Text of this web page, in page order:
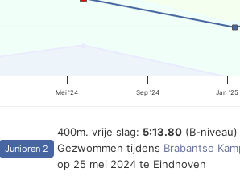
Mei '24 Sep '24 Jan '25
Junioren 2
400m. vrije slag: 5:13.80 (B-niveau)
Gezwommen tijdens Brabantse
op 25 mei 2024 te Eindhoven